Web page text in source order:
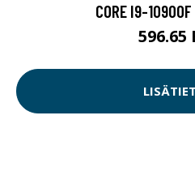
CORE I9-10900F
596.65